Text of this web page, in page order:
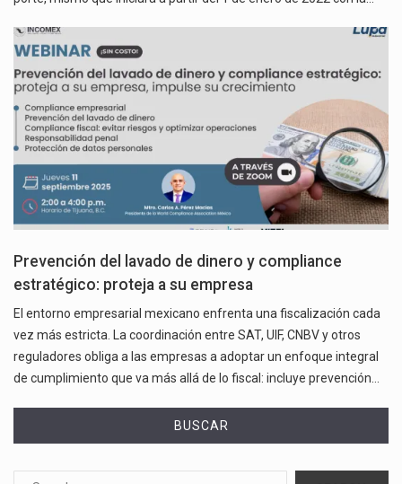
Prevención del lavado de dinero y compliance
estratégico: proteja a su empresa
El entorno empresarial mexicano enfrenta una fiscalización cada
vez más estricta. La coordinación entre SAT, UIF, CNBV y otros
reguladores obliga a las empresas a adoptar un enfoque integral
de cumplimiento que va más allá de lo fiscal: incluye prevención…
BUSCAR